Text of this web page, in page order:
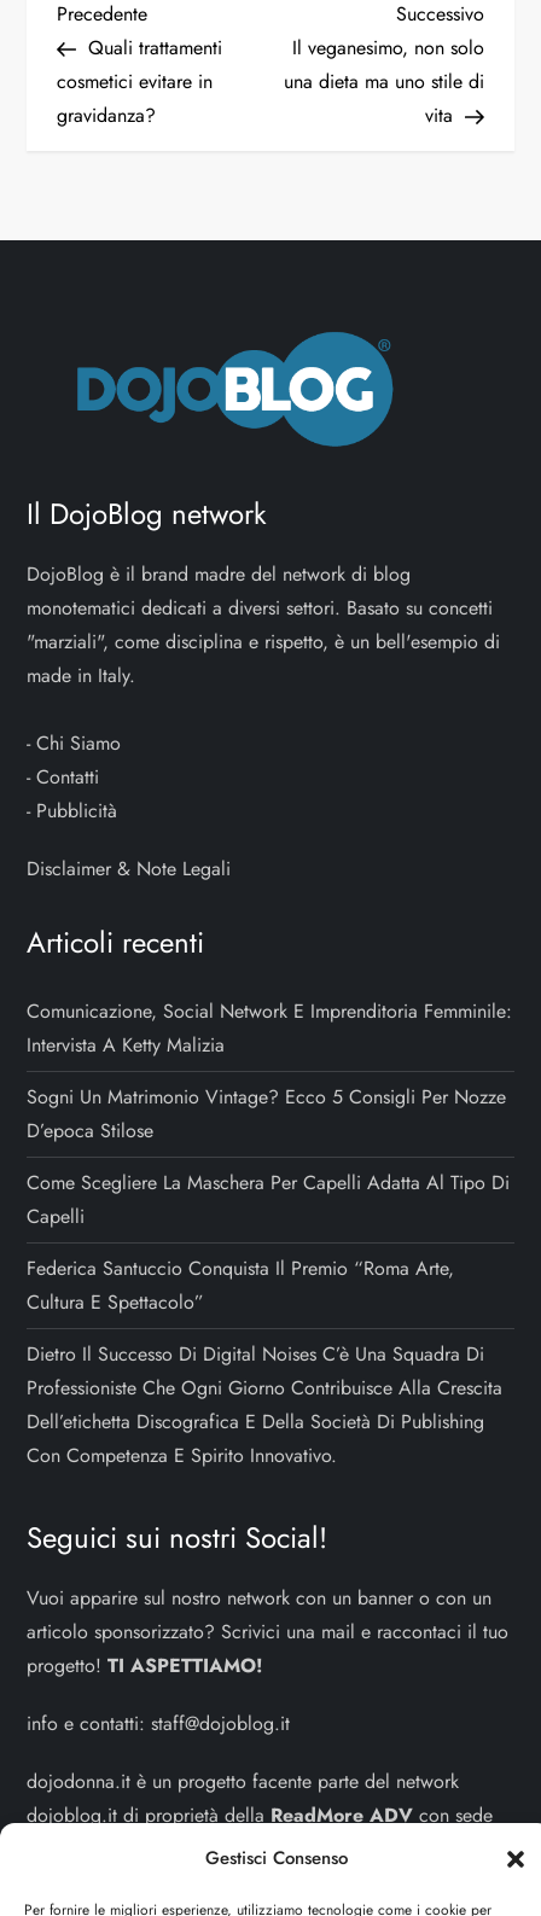
Gestisci Consenso
Per fornire le migliori esperienze, utilizziamo tecnologie come i cookie per
Precedente
Quali trattamenti
cosmetici evitare in
gravidanza?
Successivo
Il veganesimo, non solo
una dieta ma uno stile di
vita
Il DojoBlog network
DojoBlog è il brand madre del network di blog
monotematici dedicati a diversi settori. Basato su concetti
"marziali", come disciplina e rispetto, è un bell'esempio di
made in Italy.
-Chi Siamo
-Contatti
- Pubblicità
Disclaimer & Note Legali
Articoli recenti
Comunicazione, Social Network E Imprenditoria Femminile:
Intervista A Ketty Malizia
Sogni Un Matrimonio Vintage? Ecco 5 Consigli Per Nozze
D’epoca Stilose
Come Scegliere La Maschera Per Capelli Adatta Al Tipo Di
Capelli
Federica Santuccio Conquista Il Premio “Roma Arte,
Cultura E Spettacolo”
Dietro Il Successo Di Digital Noises C’è Una Squadra Di
Professioniste Che Ogni Giorno Contribuisce Alla Crescita
Dell’etichetta Discografica E Della Società Di Publishing
Con Competenza E Spirito Innovativo.
Seguici sui nostri Social!
Vuoi apparire sul nostro network con un banner o con un
articolo sponsorizzato? Scrivici una mail e raccontaci il tuo
progetto!TI ASPETTIAMO!
info e contatti:staff@dojoblog.it
dojodonna.it è un progetto facente parte del network
dojoblog.it di proprietà della ReadMore ADV con sede
legale in Via delle Sirene 34 - Roma - P.iva: